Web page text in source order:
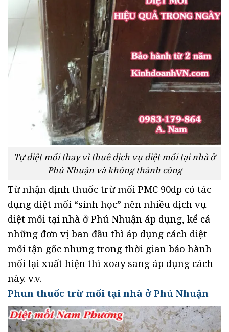
Tự diệt mối thay vì thuê dịch vụ diệt mối tại nhà ở
Phú Nhuận và không thành công
Từ nhận định thuốc trừ mối PMC 90dp có tác
dụng diệt mối “sinh học” nên nhiều dịch vụ
diệt mối tại nhà ở Phú Nhuận áp dụng, kể cả
những đơn vị ban đầu thì áp dụng cách diệt
mối tận gốc nhưng trong thời gian bảo hành
mối lại xuất hiện thì xoay sang áp dụng cách
này. v.v.
Phun thuốc trừ mối tại nhà ở Phú Nhuận